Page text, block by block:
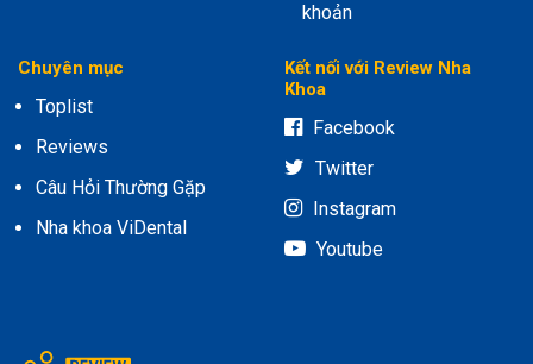
khoản
Chuyên mục
Toplist
Reviews
Câu Hỏi Thường Gặp
Nha khoa ViDental
Kết nối với Review Nha
Khoa
Facebook
Twitter
Instagram
Youtube